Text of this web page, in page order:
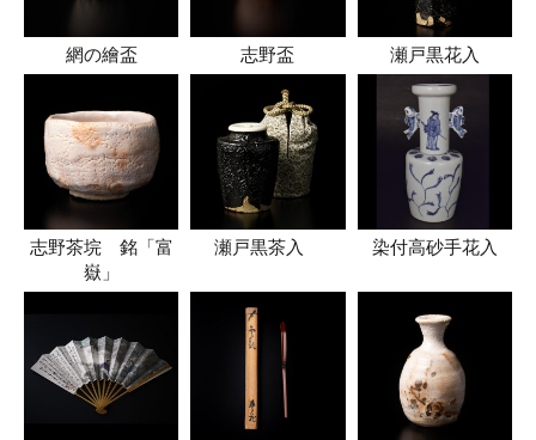
網の繪盃 志野盃 瀬戸黒花入
志野茶垸 銘「富
嶽」
瀬戸黒茶入 染付高砂手花入